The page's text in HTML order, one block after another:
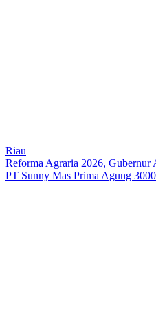
Riau
Reforma Agraria 2026, Gubernur
PT Sunny Mas Prima Agung